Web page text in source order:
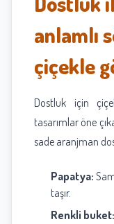
anlamlı
çiçekle
Dostluk için
tasarımlar öne
sade aranjman
Papatya:
taşır.
Renkli buket: